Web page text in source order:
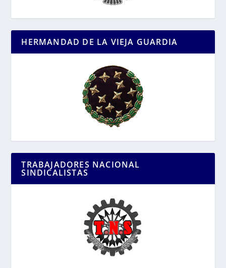
HERMANDAD DE LA VIEJA GUARDIA
TRABAJADORES NACIONAL
SINDICALISTAS